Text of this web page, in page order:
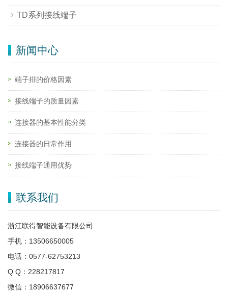
TD系列接线端子
新闻中心
端子排的价格因素
接线端子的质量因素
连接器的基本性能分类
连接器的日常作用
接线端子通用优势
联系我们
浙江联得智能设备有限公司
手机：13506650005
电话：0577-62753213
Q Q：228217817
微信：18906637677